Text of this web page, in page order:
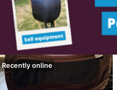
Recently online